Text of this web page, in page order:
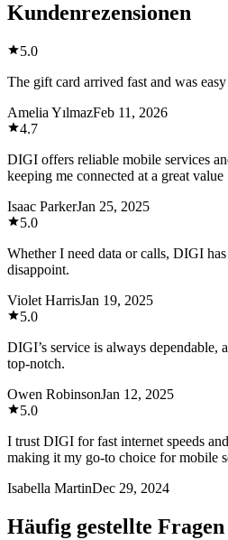
Kundenrezensionen
5.0
The gift card arrived fast and was
Amelia YılmazFeb 11, 2026
4.7
DIGI offers reliable mobile services
keeping me connected at a great value
Isaac ParkerJan 25, 2025
5.0
Whether I need data or calls, DIGI
disappoint.
Violet HarrisJan 19, 2025
5.0
DIGI’s service is always dependable,
top-notch.
Owen RobinsonJan 12, 2025
5.0
I trust DIGI for fast internet speeds
making it my go-to choice for mobile
Isabella MartinDec 29, 2024
Häufig gestellte Fragen